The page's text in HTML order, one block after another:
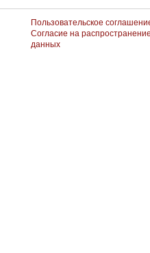
Пользовательское
Согласие на
данных